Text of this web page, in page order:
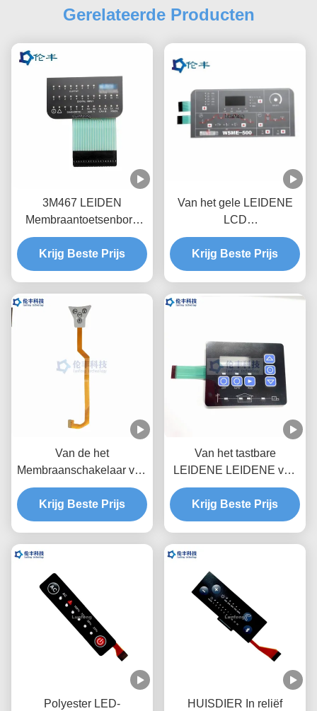
Gerelateerde Producten
3M467 LEIDEN
Membraantoetsenbord
niet Tastbaar Matte
Medical Equipment
Krijg Beste Prijs
Van het gele LEIDENE
LCD
Membraantoetsenbord
het Metaal overkoepelt
het Toetsenbord van de
Krijg Beste Prijs
Van de het
Membraanschakelaar van
kringsfpc Groene LEIDEN
UVdeklaag Waterdicht
Toetsenbord
Krijg Beste Prijs
Van het tastbare
LEIDENE LEIDENE van
pvc van PC
Membraantoetsenbord
3M468 maken Flexibele
Krijg Beste Prijs
Polyester LED-
HUISDIER In reliëf